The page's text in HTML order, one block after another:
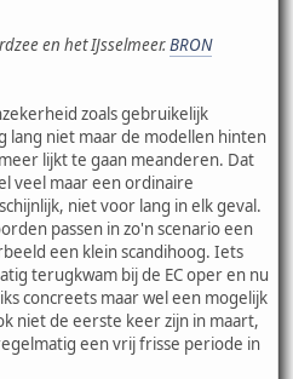
en het IJsselmeer.BRON
zoals gebruikelijk
lang niet maar de modellen hinten
lijkt te gaan meanderen. Dat
veel maar een ordinaire
niet voor lang in elk geval.
passen in zo'n scenario een
een klein scandihoog. Iets
terugkwam bij de EC oper en nu
concreets maar wel een mogelijk
niet de eerste keer zijn in maart,
een vrij frisse periode in